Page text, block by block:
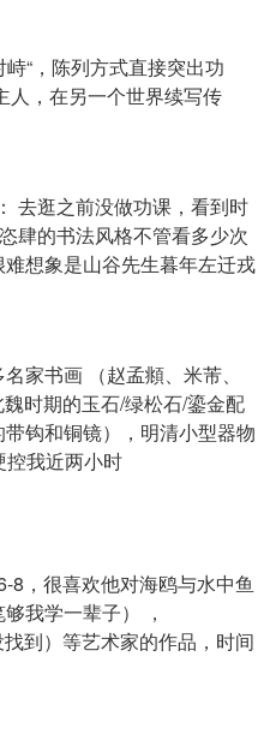
“，陈列方式直接突出功
人，在另一个世界续写传
去逛之前没做功课，看到时
肆的书法风格不管看多少次
想象是山谷先生暮年左迁戎
家书画 （赵孟頫、米芾、
时期的玉石/绿松石/鎏金配
钩和铜镜），明清小型器物
控我近两小时
8，很喜欢他对海鸥与水中鱼
我学一辈子） ，
到）等艺术家的作品，时间